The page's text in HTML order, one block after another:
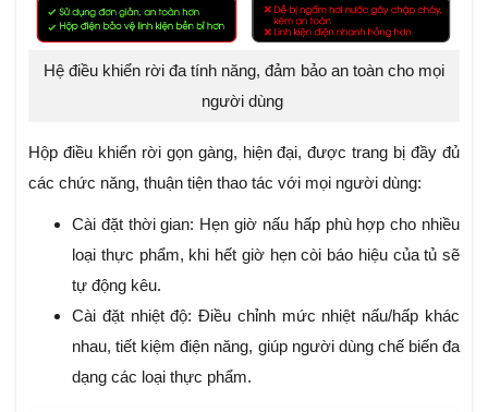
Hệ điều khiển rời đa tính năng, đảm bảo an toàn cho mọi
người dùng
Hộp điều khiển rời gọn gàng, hiện đại, được trang bị đầy đủ
các chức năng, thuận tiện thao tác với mọi người dùng:
Cài đặt thời gian: Hẹn giờ nấu hấp phù hợp cho nhiều
loại thực phẩm, khi hết giờ hẹn còi báo hiệu của tủ sẽ
tự động kêu.
Cài đặt nhiệt độ: Điều chỉnh mức nhiệt nấu/hấp khác
nhau, tiết kiệm điện năng, giúp người dùng chế biến đa
dạng các loại thực phẩm.